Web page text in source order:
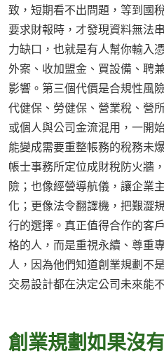
致，短期看不出問題，等到國
要求財報時，才發現資料無法
力缺口，也就是有人幫你輸入
外案、收加盟金、買設備、聘
影響。第三個代價是合規性風
代健保、勞健保、營業稅、營
或個人與公司金流混用，一開
能變成需要重整帳務的稅務未
帳士事務所定位成財稅防火牆
險；也像經營導航儀，讓企業
化；更像法令翻譯機，把艱澀
行的選擇。真正值得合作的客
格的人，而是重視永續、尊重
人，因為他們知道創業規劃不
交易設計都在決定公司未來能
創業規劃如果沒